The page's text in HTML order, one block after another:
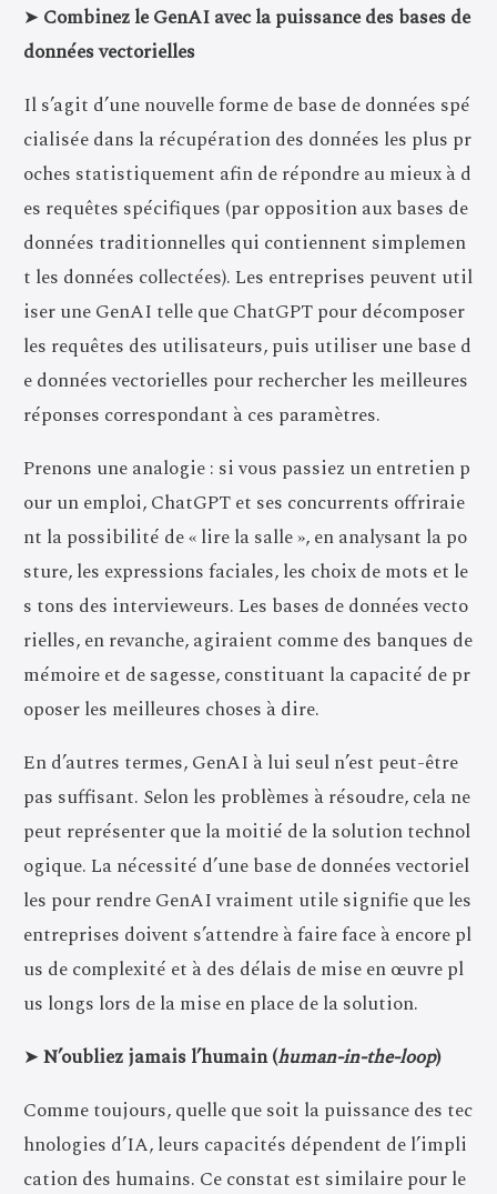
➤ Combinez le GenAI avec la puissance des bases de
données vectorielles
Il s’agit d’une nouvelle forme de base de données spé
cialisée dans la récupération des données les plus pr
oches statistiquement afin de répondre au mieux à d
es requêtes spécifiques (par opposition aux bases de
données traditionnelles qui contiennent simplemen
t les données collectées). Les entreprises peuvent util
iser une GenAI telle que ChatGPT pour décomposer
les requêtes des utilisateurs, puis utiliser une base d
e données vectorielles pour rechercher les meilleures
réponses correspondant à ces paramètres.
Prenons une analogie : si vous passiez un entretien p
our un emploi, ChatGPT et ses concurrents offriraie
nt la possibilité de « lire la salle », en analysant la po
sture, les expressions faciales, les choix de mots et le
s tons des intervieweurs. Les bases de données vecto
rielles, en revanche, agiraient comme des banques de
mémoire et de sagesse, constituant la capacité de pr
oposer les meilleures choses à dire.
En d’autres termes, GenAI à lui seul n’est peut-être
pas suffisant. Selon les problèmes à résoudre, cela ne
peut représenter que la moitié de la solution technol
ogique. La nécessité d’une base de données vectoriel
les pour rendre GenAI vraiment utile signifie que les
entreprises doivent s’attendre à faire face à encore pl
us de complexité et à des délais de mise en œuvre pl
us longs lors de la mise en place de la solution.
➤N’oubliez jamais l’humain (human-in-the-loop)
Comme toujours, quelle que soit la puissance des tec
hnologies d’IA, leurs capacités dépendent de l’impli
cation des humains. Ce constat est similaire pour le